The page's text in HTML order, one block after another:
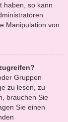
haben, so kann
Manipulation von
Gruppen
zu lesen, zu
brauchen Sie
Sie einen